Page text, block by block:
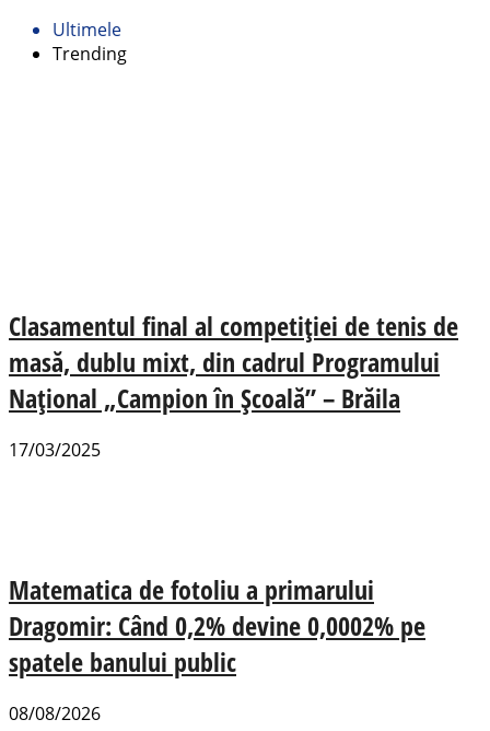
Ultimele
Trending
Clasamentul final al competiției de tenis de
masă, dublu mixt, din cadrul Programului
Național „Campion în Școală” – Brăila
17/03/2025
Matematica de fotoliu a primarului
Dragomir: Când 0,2% devine 0,0002% pe
spatele banului public
08/08/2026